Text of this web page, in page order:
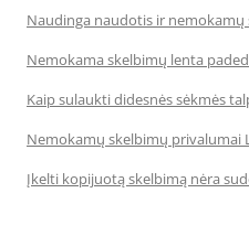
Naudinga naudotis ir nemokamų
Nemokama skelbimų lenta
Kaip sulaukti didesnės sėkmės
Nemokamų skelbimų privalumai
Įkelti kopijuotą skelbimą nėra